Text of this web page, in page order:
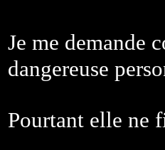
Je me demande
dangereuse
Pourtant elle ne